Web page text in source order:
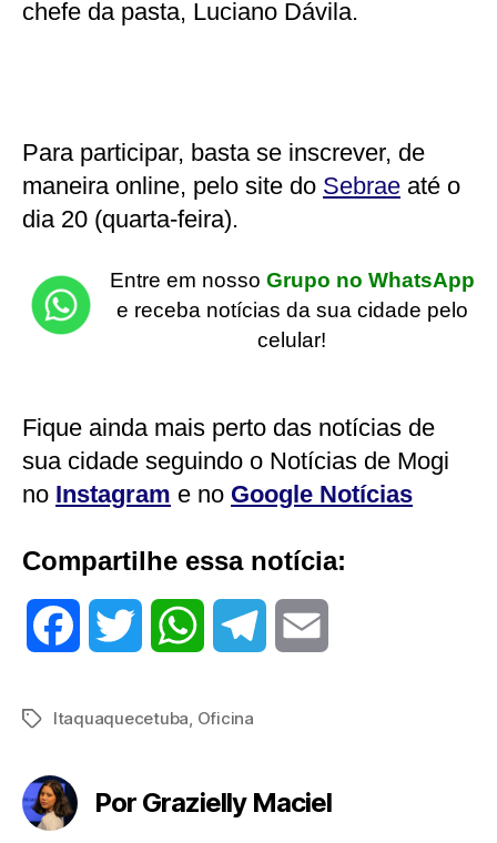
chefe da pasta, Luciano Dávila.
Para participar, basta se inscrever, de
maneira online, pelo site do Sebrae até o
dia 20 (quarta-feira).
Entre em nosso Grupo no WhatsApp
e receba notícias da sua cidade pelo
celular!
Fique ainda mais perto das notícias de
sua cidade seguindo o Notícias de Mogi
no Instagram e no Google Notícias
Compartilhe essa notícia:
c
TagsItaquaquecetuba, Oficina
Por Grazielly Maciel